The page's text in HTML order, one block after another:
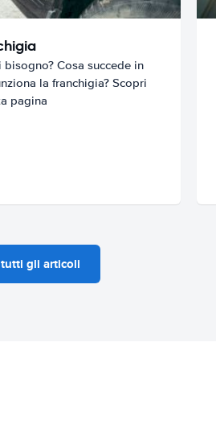
Cosa succede in
la franchigia? Scopri
pagina
gli articoli